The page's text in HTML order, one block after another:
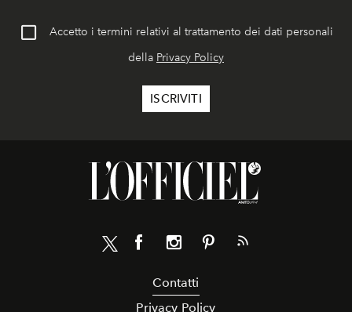
Accetto i termini relativi al trattamento dei dati personali
della Privacy Policy
Contatti
Privacy Policy